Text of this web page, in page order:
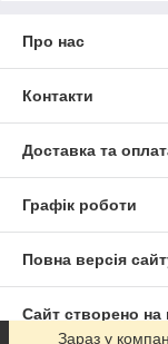
Про нас
Контакти
Доставка та
Графік роботи
Повна версія
Сайт створено на
Зараз у